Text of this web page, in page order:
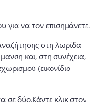
για να τον επισημάνετε.
στη λωρίδα
και, στη συνέχεια,
(εικονίδιο
σε δύο.Κάντε κλικ στον